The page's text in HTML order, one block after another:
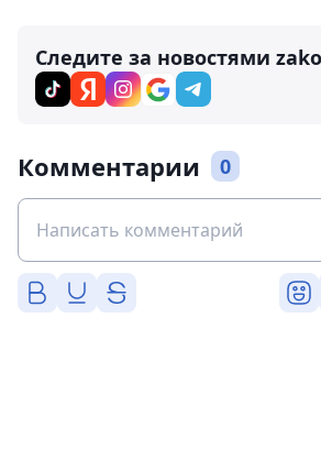
Следите за новостями
Комментарии 0